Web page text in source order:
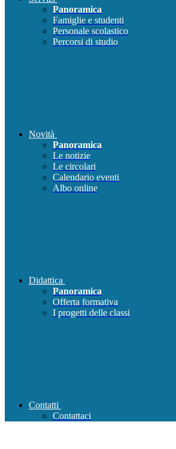
Panoramica
Famiglie e studenti
Personale scolastico
Percorsi di studio
Novità
Panoramica
Le notizie
Le circolari
Calendario eventi
Albo online
Didattica
Panoramica
Offerta formativa
I progetti delle classi
Contatti
Contattaci